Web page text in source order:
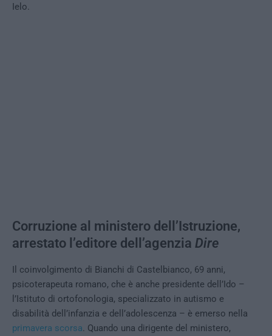
Ielo.
Corruzione al ministero dell’Istruzione,
arrestato l’editore dell’agenzia Dire
Il coinvolgimento di Bianchi di Castelbianco, 69 anni,
psicoterapeuta romano, che è anche presidente dell’Ido –
l’Istituto di ortofonologia, specializzato in autismo e
disabilità dell’infanzia e dell’adolescenza – è emerso nella
primavera scorsa . Quando una dirigente del ministero,